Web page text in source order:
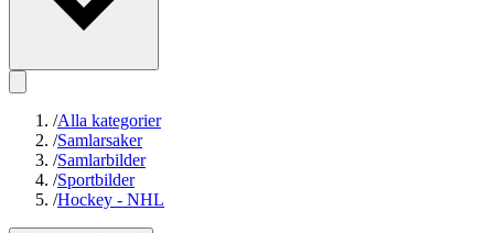
/Alla kategorier
/Samlarsaker
/Samlarbilder
/Sportbilder
/Hockey - NHL